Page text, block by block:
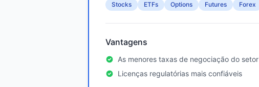
Stocks ETFs Options Futures Forex
Vantagens
As menores taxas de negociação do setor
Licenças regulatórias mais confiáveis